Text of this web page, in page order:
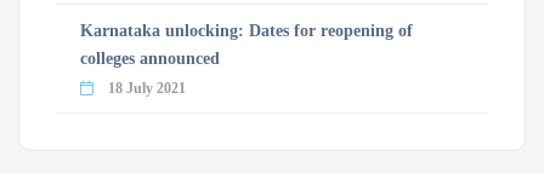
Karnataka unlocking: Dates for reopening of
colleges announced
18 July 2021